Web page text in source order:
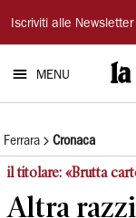
La
Nuova
Ferrara
Iscriviti alle Newsletter
MENU
Ferrara Cronaca
il titolare: «Brutta
Altra